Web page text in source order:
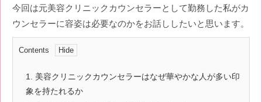
今回は元美容クリニックカウンセラーとして勤務した私がカ
ウンセラーに容姿は必要なのかをお話ししたいと思います。
Contents
1.
美容クリニックカウンセラーはなぜ華やかな人が多い印
象を持たれるか